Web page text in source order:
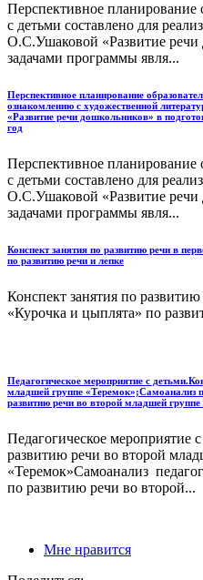
Перспективное планирование
с детьми составлено для
О.С.Ушаковой «Развитие
задачами программы явля...
Перспективное планирование
ознакомлению с художественной
«Развитие речи дошкольников» в
год
Перспективное планирование
с детьми составлено для
О.С.Ушаковой «Развитие
задачами программы явля...
Конспект занятия по развитию речи в
по развитию речи и лепке
Конспект занятия по
«Курочка и цыплята» по
Педагогическое мероприятие с
младшей группе «Теремок»;Самоанализ
развитию речи во второй младшей
Педагогическое мероприятие
развитию речи во второй
«Теремок»Самоанализ
по развитию речи во второй...
Мне нравится